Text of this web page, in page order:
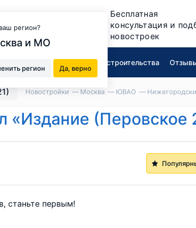
регион?
и МО
регион Да, верно
Бесплатная
консультация и
новостроек
Подобрать квартиру Ход строительства
Новостройки Москва ЮВАО
«Издание (Перовское
станьте первым!